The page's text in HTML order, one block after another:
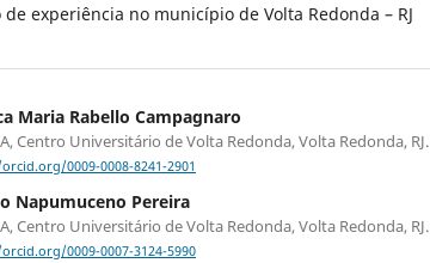
de experiência no município de Volta Redonda – RJ
Maria Rabello Campagnaro
Centro Universitário de Volta Redonda, Volta Redonda, RJ.
0009-0008-8241-2901
Napumuceno Pereira
Centro Universitário de Volta Redonda, Volta Redonda, RJ.
0009-0007-3124-5990